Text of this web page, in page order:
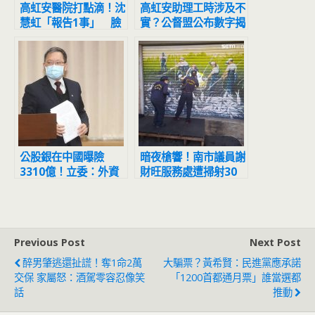
高虹安醫院打點滴！沈
慧虹「報告1事」 臉
書最新貼文曝光
高虹安助理工時涉及不
實？公督盟公布數字揭
最嚴重後果
公股銀在中國曝險
3310億！立委：外資
暗夜槍響！南市議員謝
財旺服務處遭掃射30
Previous Post
醉男肇逃還扯謊！奪1命2萬
交保 家屬怒：酒駕零容忍像笑
話
Next Post
大騙票？黃希賢：民進黨應承諾
「1200首都通月票」誰當選都
推動